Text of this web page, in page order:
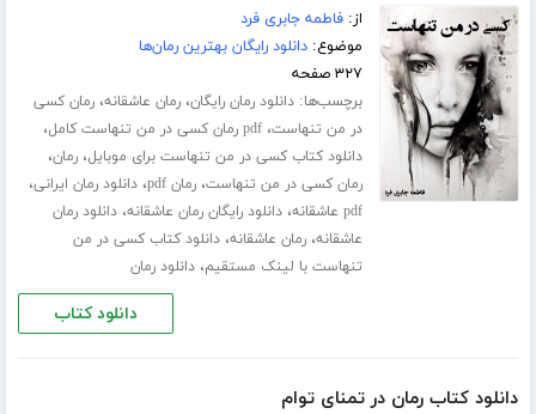
از:فاطمه جابری فرد
موضوع:دانلود رایگان بهترین رمان‌ها
۳۲۷ صفحه
برچسب‌ها:دانلود رمان رایگان،رمان عاشقانه،رمان کسی
در من تنهاست،pdf رمان کسی در من تنهاست کامل ،
دانلود کتاب کسی در من تنهاست برای موبایل،رمان،
رمان کسی در من تنهاست،رمان pdf ،دانلود رمان ایرانی،
pdf عاشقانه ،دانلود رایگان رمان عاشقانه،دانلود رمان
عاشقانه،رمان عاشقانه،دانلود کتاب کسی در من
تنهاست با لینک مستقیم،دانلود رمان
دانلود کتاب
دانلود کتاب رمان در تمنای توام